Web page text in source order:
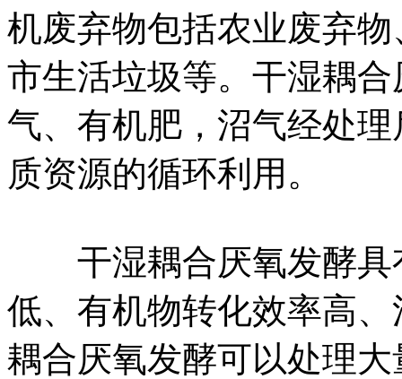
机废弃物包括农业废弃
市生活垃圾等。干湿耦
气、有机肥，沼气经处
质资源的循环利用。
干湿耦合厌氧发酵具
低、有机物转化效率高
耦合厌氧发酵可以处理